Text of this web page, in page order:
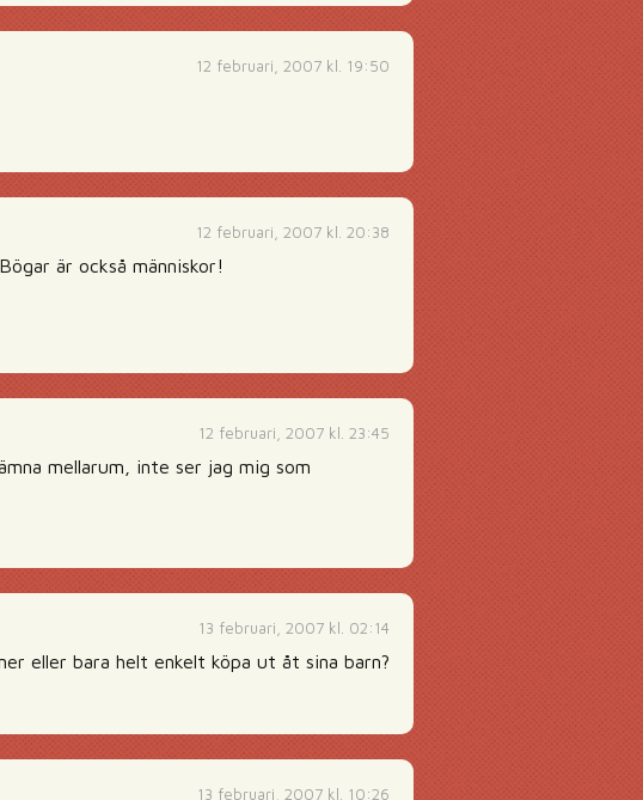
12 februari, 2007 kl. 19:50
12 februari, 2007 kl. 20:38
är också människor!
12 februari, 2007 kl. 23:45
mellarum, inte ser jag mig som
13 februari, 2007 kl. 02:14
eller bara helt enkelt köpa ut åt sina barn?
13 februari, 2007 kl. 10:26